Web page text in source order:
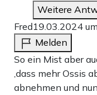
Weitere
Fred19.03.2024
Melden
So ein Mist aber
,dass mehr Ossis
abnehmen und nun